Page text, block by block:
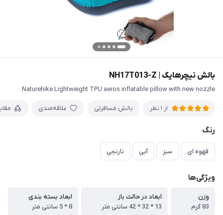
بالش نیچرهایک | NH17T013-Z
Naturehike Lightweight TPU aeros inflatable pillow with new nozzle
از 1 نظر بالش مسافرتی علاقه‌مندی
رنگ
قهوه ای سبز آبی نارنجی
ویژگی‌ها
وزن
83 گرم
ابعاد در حالت باز
13 * 32 * 42 سانتی متر
ابعاد بسته بندی
8 * 5 سانتی متر